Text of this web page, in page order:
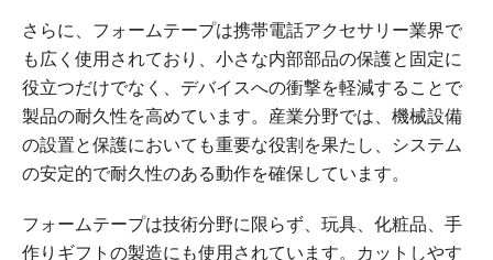
さらに、フォームテープは携帯電話アクセサリー業界で
も広く使用されており、小さな内部部品の保護と固定に
役立つだけでなく、デバイスへの衝撃を軽減することで
製品の耐久性を高めています。産業分野では、機械設備
の設置と保護においても重要な役割を果たし、システム
の安定的で耐久性のある動作を確保しています。
フォームテープは技術分野に限らず、玩具、化粧品、手
作りギフトの製造にも使用されています。カットしやす